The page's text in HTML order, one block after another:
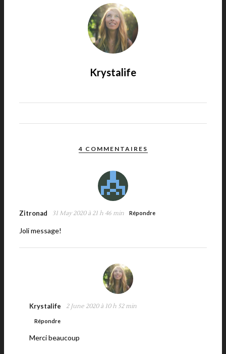
Krystalife
4 COMMENTAIRES
Zitronad 31 May 2020 à 21 h 46 min Répondre
Joli message!
Krystalife 2 June 2020 à 10 h 52 min
Répondre
Merci beaucoup